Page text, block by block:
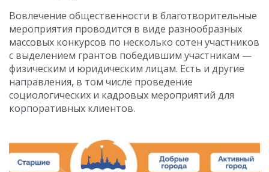
Вовлечение общественности в благотворительные
мероприятия проводится в виде разнообразных
массовых конкурсов по несколько сотен участников
с выделением грантов победившим участникам —
физическим и юридическим лицам. Есть и другие
направления, в том числе проведение
социологических и кадровых мероприятий для
корпоративных клиентов.